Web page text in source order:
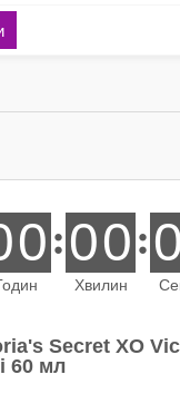
0 00
Хвилин
0
Secret XO
60 мл